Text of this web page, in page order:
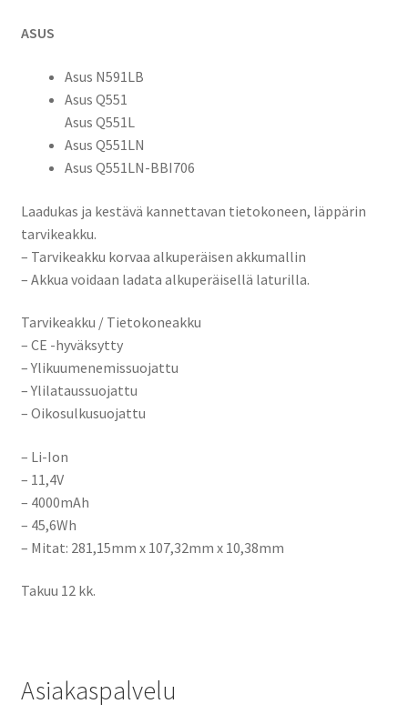
ASUS
Asus N591LB
Asus Q551
Asus Q551L
Asus Q551LN
Asus Q551LN-BBI706
Laadukas ja kestävä kannettavan tietokoneen, läppärin
tarvikeakku.
– Tarvikeakku korvaa alkuperäisen akkumallin
– Akkua voidaan ladata alkuperäisellä laturilla.
Tarvikeakku / Tietokoneakku
– CE -hyväksytty
– Ylikuumenemissuojattu
– Ylilataussuojattu
– Oikosulkusuojattu
– Li-Ion
– 11,4V
– 4000mAh
– 45,6Wh
– Mitat: 281,15mm x 107,32mm x 10,38mm
Takuu 12 kk.
Asiakaspalvelu